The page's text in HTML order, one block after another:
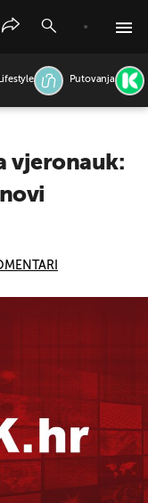
Lifestyle Putovanja
vjeronauk: